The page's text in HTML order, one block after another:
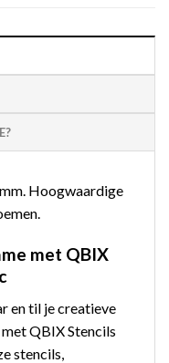
Hoogwaardige
met QBIX
en til je creatieve
QBIX Stencils
stencils,